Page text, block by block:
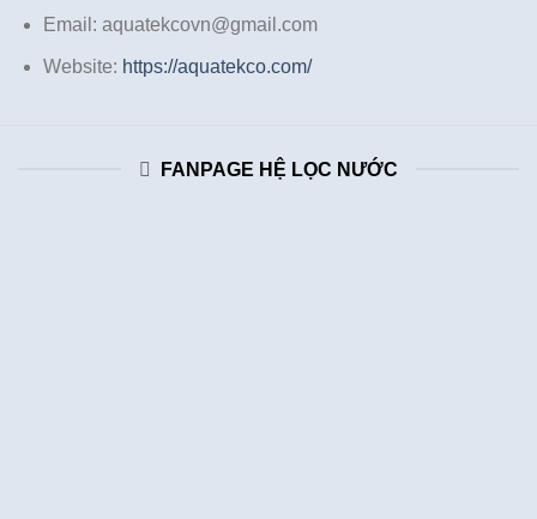
Email: aquatekcovn@gmail.com
Website: https://aquatekco.com/
FANPAGE HỆ LỌC NƯỚC